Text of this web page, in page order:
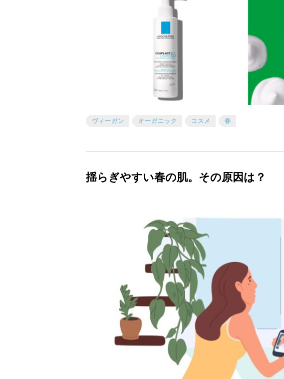
ヴィーガン オーガニック コスメ 春
揺らぎやすい春の肌。その原因は？